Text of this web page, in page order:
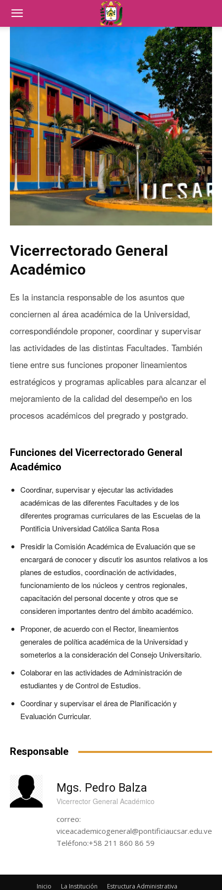
Vicerrectorado General
Académico
Es la instancia responsable de los asuntos que
conciernen al área académica de la Universidad,
correspondiéndole proponer, coordinar y supervisar
las actividades de las distintas Facultades. También
tiene entre sus funciones proponer lineamientos
estratégicos y programas aplicables para alcanzar el
mejoramiento de la calidad del desempeño en los
procesos académicos del pregrado y postgrado.
Funciones del Vicerrectorado General
Académico
Coordinar, supervisar y ejecutar las actividades
académicas de las diferentes Facultades y de los
diferentes programas curriculares de las Escuelas de la
Pontificia Universidad Católica Santa Rosa
Presidir la Comisión Académica de Evaluación que se
encargará de conocer y discutir los asuntos relativos a los
planes de estudios, coordinación de actividades,
funcionamiento de los núcleos y centros regionales,
capacitación del personal docente y otros que se
consideren importantes dentro del ámbito académico.
Proponer, de acuerdo con el Rector, lineamientos
generales de política académica de la Universidad y
someterlos a la consideración del Consejo Universitario.
Colaborar en las actividades de Administración de
estudiantes y de Control de Estudios.
Coordinar y supervisar el área de Planificación y
Evaluación Curricular.
Responsable
Mgs. Pedro Balza
Vicerrector General Académico
correo:
viceacademicogeneral@pontificiaucsar.edu.ve
Teléfono:+58 211 860 86 59
Inicio La Institución Estructura Administrativa